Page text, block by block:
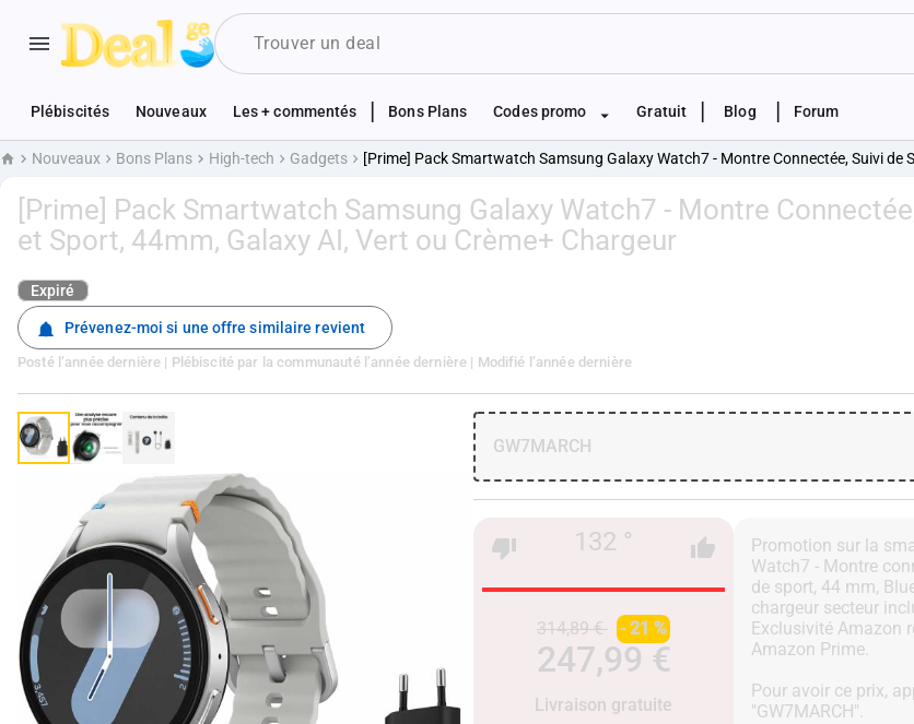
Plébiscités Nouveaux Les + commentés Bons Plans Codes promo Gratuit Blog Forum
AccueilNouveaux Bons Plans High-tech Gadgets [Prime] Pack Smartwatch Samsung Galaxy Watch7 - Montre Connectée, Suivi de
[Prime] Pack Smartwatch Samsung Galaxy Watch7 - Montre
et Sport, 44mm, Galaxy AI, Vert ou Crème+ Chargeur
Expiré
Prévenez-moi si une offre similaire revient
Posté l’année dernière | Plébiscité par la communauté l’année dernière | Modifié l’année dernière
GW7MARCH
132 °
314,89 € - 21 %
247,99 €
Livraison gratuite
Promotion sur la
Watch7 - Montre
de sport, 44 mm,
chargeur secteur
Exclusivité Amazon
Amazon Prime.
Pour avoir ce prix,
"GW7MARCH".